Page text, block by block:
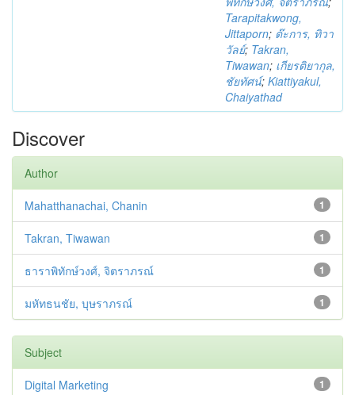
Tarapitakwong,
Jittaporn; ต๊ะการ, ทิวา
วัลย์; Takran,
Tiwawan; เกียรติยากุล,
ชัยทัศน์; Kiattiyakul,
Chaiyathad
Discover
Author
1
Mahatthanachai, Chanin
1
Takran, Tiwawan
1
ธาราพิทักษ์วงศ์, จิตราภรณ์
1
มหัทธนชัย, บุษราภรณ์
Subject
1
Digital Marketing